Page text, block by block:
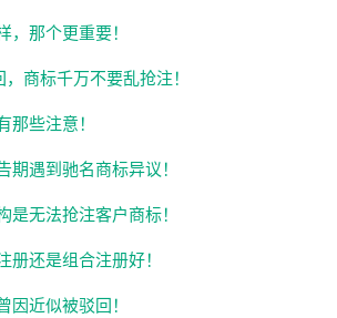
，那个更重要！
商标千万不要乱抢注！
些注意！
遇到驰名商标异议！
无法抢注客户商标！
还是组合注册好！
近似被驳回！